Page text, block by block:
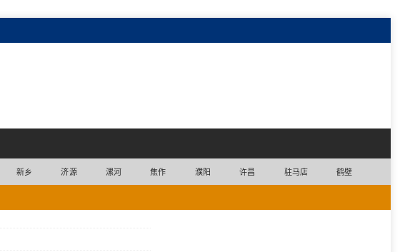
新乡 济源 漯河 焦作 濮阳 许昌 驻马店 鹤壁